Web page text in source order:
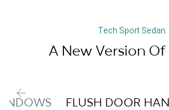
Tech Sport Sedan
A New Version
FLUSH DOOR